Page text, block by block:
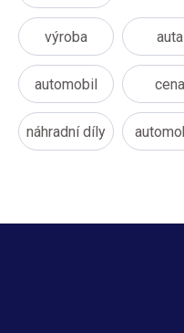
výroba auta
automobil cena
náhradní díly